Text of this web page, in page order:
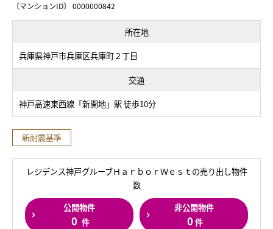
〔マンションID〕 0000000842
所在地
兵庫県神戸市兵庫区兵庫町２丁目
交通
神戸高速東西線「新開地」駅 徒歩10分
新耐震基準
レジデンス神戸グルーブＨａｒｂｏｒＷｅｓｔの売り出し物件
数
公開物件
0 件
非公開物件
0 件